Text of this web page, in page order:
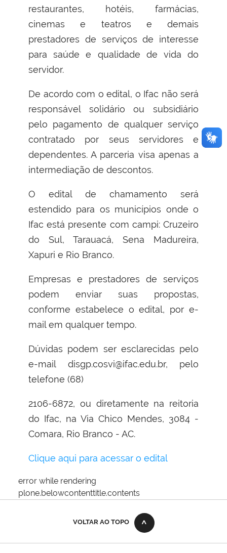
restaurantes, hotéis, farmácias,
cinemas e teatros e demais
prestadores de serviços de interesse
para saúde e qualidade de vida do
servidor.
De acordo com o edital, o Ifac não será
responsável solidário ou subsidiário
pelo pagamento de qualquer serviço
contratado por seus servidores e
dependentes. A parceria visa apenas a
intermediação de descontos.
O edital de chamamento será
estendido para os municípios onde o
Ifac está presente com campi: Cruzeiro
do Sul, Tarauacá, Sena Madureira,
Xapuri e Rio Branco.
Empresas e prestadores de serviços
podem enviar suas propostas,
conforme estabelece o edital, por e-
mail em qualquer tempo.
Dúvidas podem ser esclarecidas pelo
e-mail disgp.cosvi@ifac.edu.br, pelo
telefone (68)
2106-6872, ou diretamente na reitoria
do Ifac, na Via Chico Mendes, 3084 -
Comara, Rio Branco - AC.
Clique aqui para acessar o edital
error while rendering
plone.belowcontenttitle.contents
VOLTAR AO TOPO